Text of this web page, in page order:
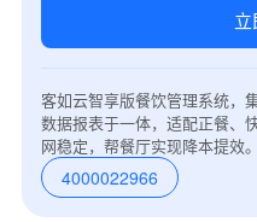
客如云智享版餐饮管理系统，
数据报表于一体，适配正餐、
网稳定，帮餐厅实现降本提效。
4000022966